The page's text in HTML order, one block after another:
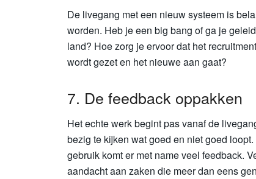
De livegang met een nieuw systeem is
worden. Heb je een big bang of ga je
land? Hoe zorg je ervoor dat het
wordt gezet en het nieuwe aan gaat?
7. De feedback oppakken
Het echte werk begint pas vanaf de
bezig te kijken wat goed en niet goed
gebruik komt er met name veel feedback.
aandacht aan zaken die meer dan eens